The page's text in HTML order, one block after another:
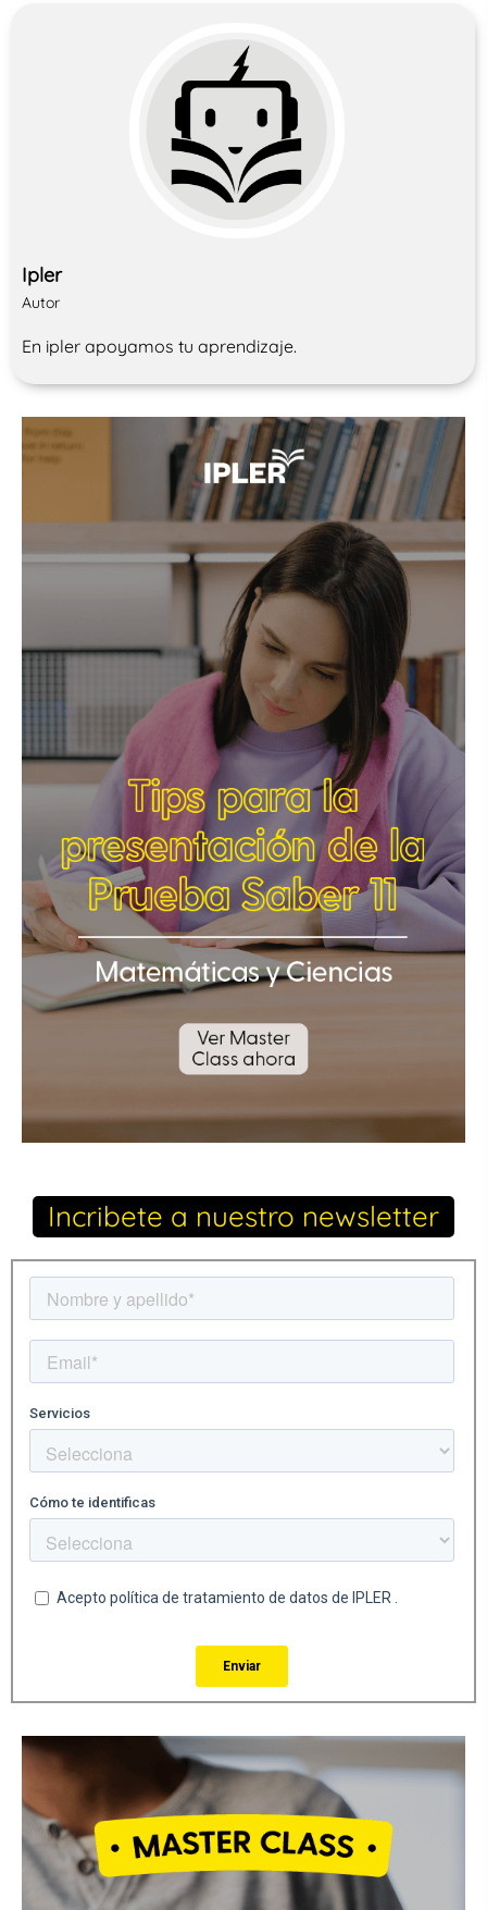
Ipler
Autor
En ipler apoyamos tu aprendizaje.
Incribete a nuestro newsletter